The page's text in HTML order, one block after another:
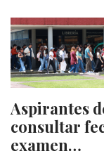
Aspirantes
consultar
examen…